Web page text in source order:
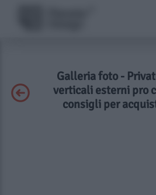
Galleria foto -
verticali esterni pro
consigli per